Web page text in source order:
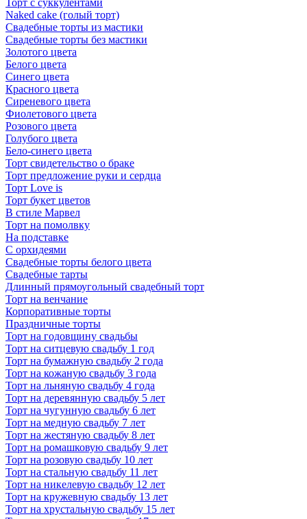
Торт с суккулентами
Naked cake (голый торт)
Свадебные торты из мастики
Свадебные торты без мастики
Золотого цвета
Белого цвета
Синего цвета
Красного цвета
Сиреневого цвета
Фиолетового цвета
Розового цвета
Голубого цвета
Бело-синего цвета
Торт свидетельство о браке
Торт предложение руки и сердца
Торт Love is
Торт букет цветов
В стиле Марвел
Торт на помолвку
На подставке
С орхидеями
Свадебные торты белого цвета
Свадебные тарты
Длинный прямоугольный свадебный торт
Торт на венчание
Корпоративные торты
Праздничные торты
Торт на годовщину свадьбы
Торт на ситцевую свадьбу 1 год
Торт на бумажную свадьбу 2 года
Торт на кожаную свадьбу 3 года
Торт на льняную свадьбу 4 года
Торт на деревянную свадьбу 5 лет
Торт на чугунную свадьбу 6 лет
Торт на медную свадьбу 7 лет
Торт на жестяную свадьбу 8 лет
Торт на ромашковую свадьбу 9 лет
Торт на розовую свадьбу 10 лет
Торт на стальную свадьбу 11 лет
Торт на никелевую свадьбу 12 лет
Торт на кружевную свадьбу 13 лет
Торт на хрустальную свадьбу 15 лет